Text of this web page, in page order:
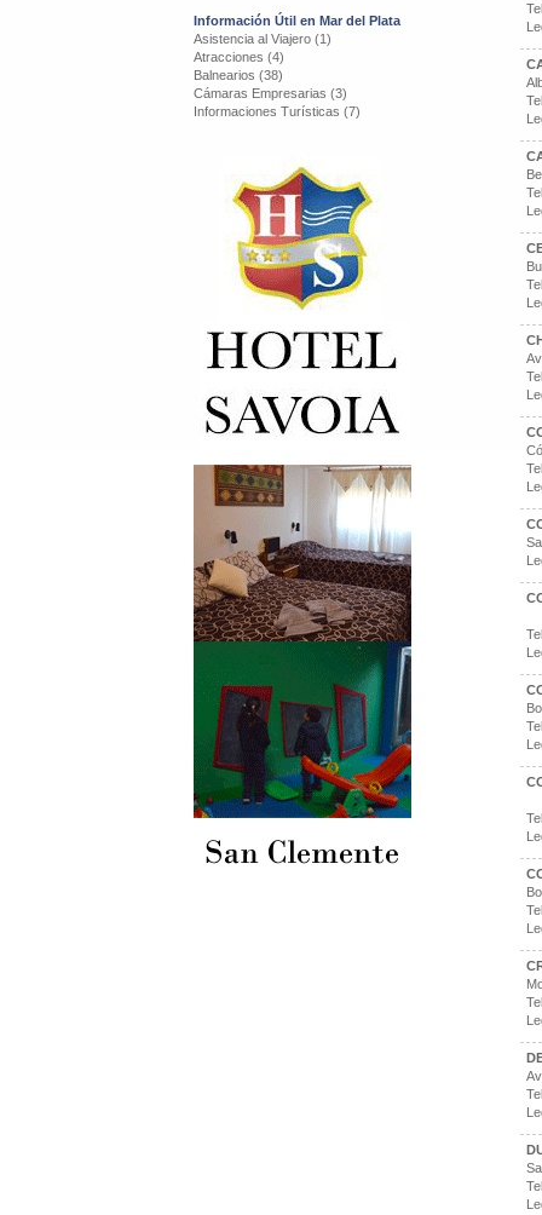
Información Útil en Mar del Plata
Asistencia al Viajero (1)
Atracciones (4)
Balnearios (38)
Cámaras Empresarias (3)
Informaciones Turísticas (7)